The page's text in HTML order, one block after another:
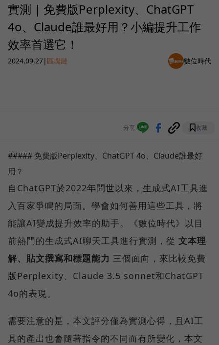
實測 | 免費版Perplexity、ChatGPT
4o、Claude誰最好用？小編提升工作
效率首選它！
2024.09.27| 區塊鏈 數位時代
分享 收藏
##### 免費版Perplexity、ChatGPT 4o、Claude誰最好
用？
自ChatGPT於2022年問世以來，生成式AI工具進
入百家爭鳴的局面。學會如何善用這些工具，將
能讓AI變成提升效率的助手。《數位時代》以目
前熱門的生成式AI聊天工具進行實測，從 文本理
解、貼文撰寫和標題能力 三個面向，來比較免費
版Perplexity、Claude 3.5 sonnet和ChatGPT
4o的表現。
需要注意的是，本文評分僅為實測心得，且AI工
具的產出也會隨著指令的不同而有所變化，本文